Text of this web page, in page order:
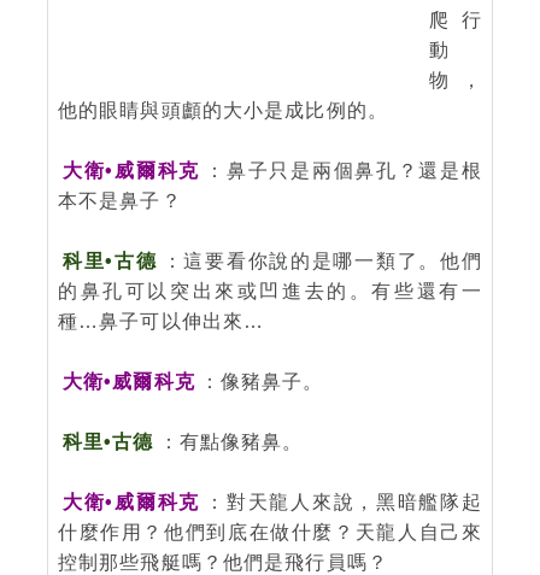
爬行
動
物，
他的眼睛與頭顱的大小是成比例的。
大衛•威爾科克
：鼻子只是兩個鼻孔？還是根
本不是鼻子？
科里•古德
：這要看你說的是哪一類了。他們
的鼻孔可以突出來或凹進去的。有些還有一
種…鼻子可以伸出來…
大衛•威爾科克 ：像豬鼻子。
科里•古德 ：有點像豬鼻。
大衛•威爾科克
：對天龍人來說，黑暗艦隊起
什麼作用？他們到底在做什麼？天龍人自己來
控制那些飛艇嗎？他們是飛行員嗎？